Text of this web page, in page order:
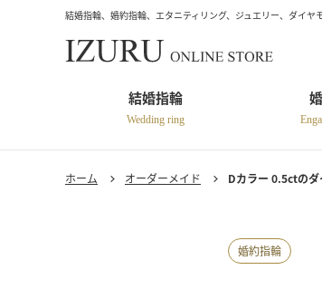
結婚指輪、婚約指輪、エタニティリング、ジュエリー、ダイヤ
結婚指輪
Wedding ring
ホーム オーダーメイド Dカラー 0.5ctのダ
婚約指輪